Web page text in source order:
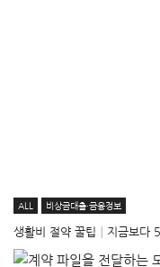
ALL 비상금대출·금융정보
생활비 절약 꿀팁│지금보다